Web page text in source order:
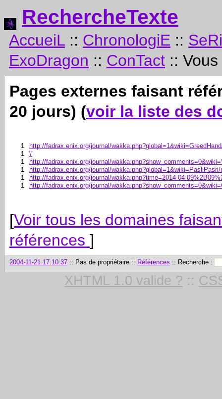
RechercheTexte
AccueiL :: ChronologiE ::
ExoDragon :: ConTact ::
Pages externes faisant
20 jours) (voir la liste des
1
http://fadrax.enix.org/journal/
1
\'
1
http://fadrax.enix.org/journal/
1
http://fadrax.enix.org/journal/wakka.php?global=1&wiki=PasliPasri/
1
http://fadrax.enix.org/journal/wakka.php?time=2014-04-
1
http://fadrax.enix.org/journal/
[Voir tous les domaines
références ]
2004-11-21 17:10:37 :: Pas de propriétaire :: Références :: Recherche :
XHTML 1.0 valide ? ::